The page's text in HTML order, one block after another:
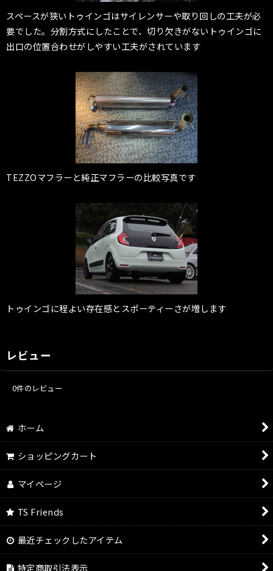
スペースが狭いトゥインゴはサイレンサーや取り回しの工夫が必
要でした。分割方式にしたことで、切り欠きがないトゥインゴに
出口の位置合わせがしやすい工夫がされています
TEZZOマフラーと純正マフラーの比較写真です
トゥインゴに程よい存在感とスポーティーさが増します
レビュー
0件のレビュー
ホーム
ショッピングカート
マイページ
TS Friends
最近チェックしたアイテム
特定商取引法表示